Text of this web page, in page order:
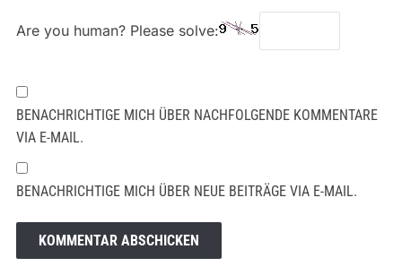
Are you human? Please solve:
BENACHRICHTIGE MICH ÜBER NACHFOLGENDE KOMMENTARE
VIA E-MAIL.
BENACHRICHTIGE MICH ÜBER NEUE BEITRÄGE VIA E-MAIL.